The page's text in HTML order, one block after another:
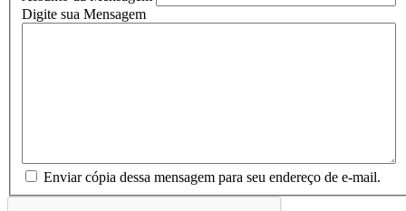
Digite sua Mensagem
Enviar cópia dessa mensagem para seu endereço de e-mail.